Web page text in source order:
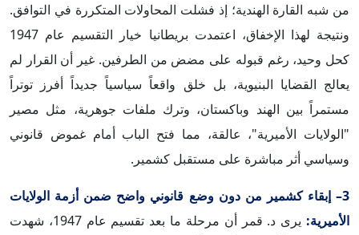
من شبه القارة الهندية؛ إذ فشلت المحاولات المتكررة في التوافق.
ونتيجة لهذا الإخفاق، اعتمدت بريطانيا خيار التقسيم عام 1947
كحل وحيد، رغم قبوله على مضض من الطرفين. غير أن القرار لم
يعالج القضايا البنيوية، بل خلق واقعاً سياسياً جديداً أفرز توتراً
مستمراً بين الهند وباكستان، وترك ملفات جوهرية، مثل مصير
"الولايات الأميرية"، عالقة، مما فتح الباب أمام غموض قانوني
وسياسي أثر مباشرة على مستقبل كشمير.
3– إبقاء كشمير من دون وضع قانوني واضح ضمن أزمة الولايات
الأميرية:
يرى د. قمر أن مرحلة ما بعد تقسيم عام 1947، شهدت